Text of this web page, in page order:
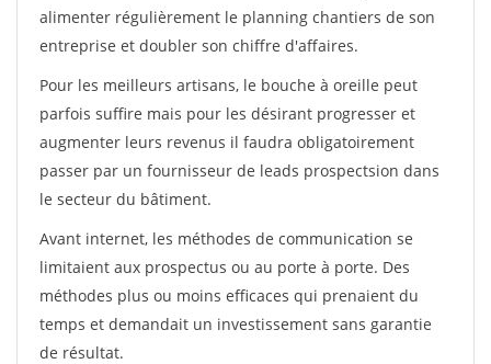
alimenter régulièrement le planning chantiers de son
entreprise et doubler son chiffre d'affaires.
Pour les meilleurs artisans, le bouche à oreille peut
parfois suffire mais pour les désirant progresser et
augmenter leurs revenus il faudra obligatoirement
passer par un fournisseur de leads prospectsion dans
le secteur du bâtiment.
Avant internet, les méthodes de communication se
limitaient aux prospectus ou au porte à porte. Des
méthodes plus ou moins efficaces qui prenaient du
temps et demandait un investissement sans garantie
de résultat.